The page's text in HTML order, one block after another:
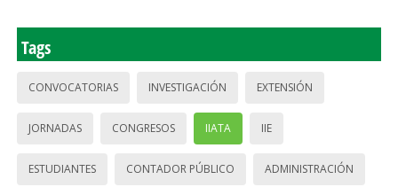
Tags
CONVOCATORIAS INVESTIGACIÓN EXTENSIÓN
JORNADAS CONGRESOS IIATA IIE
ESTUDIANTES CONTADOR PÚBLICO ADMINISTRACIÓN